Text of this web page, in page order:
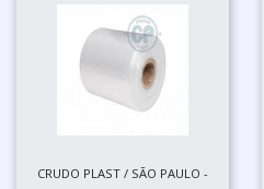
CRUDO PLAST / SÃO PAULO -